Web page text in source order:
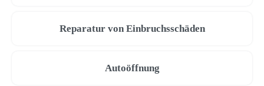
Reparatur von Einbruchsschäden
Autoöffnung